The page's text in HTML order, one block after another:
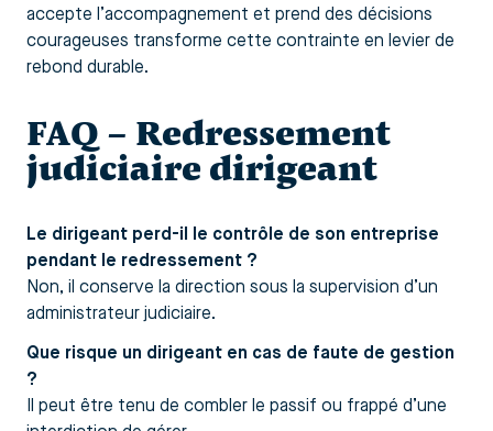
accepte l’accompagnement et prend des décisions
courageuses transforme cette contrainte en levier de
rebond durable.
FAQ – Redressement
judiciaire dirigeant
Le dirigeant perd-il le contrôle de son entreprise
pendant le redressement ?
Non, il conserve la direction sous la supervision d’un
administrateur judiciaire.
Que risque un dirigeant en cas de faute de gestion
?
Il peut être tenu de combler le passif ou frappé d’une